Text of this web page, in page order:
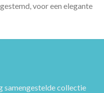
voor een elegante
samengestelde collectie